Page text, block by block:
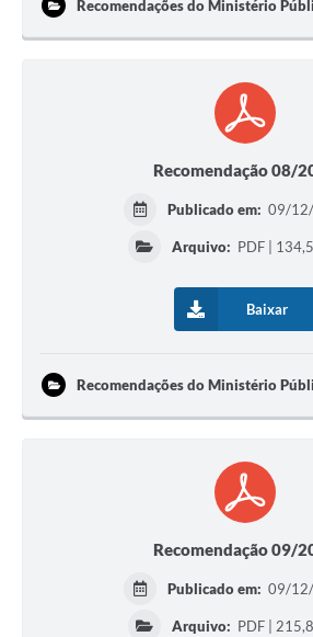
Recomendações do Ministério
Recomendação 08/
Publicado em: 09/
Arquivo: PDF |
Baixar
Recomendações do Ministério
Recomendação 09/
Publicado em: 09/
Arquivo: PDF |